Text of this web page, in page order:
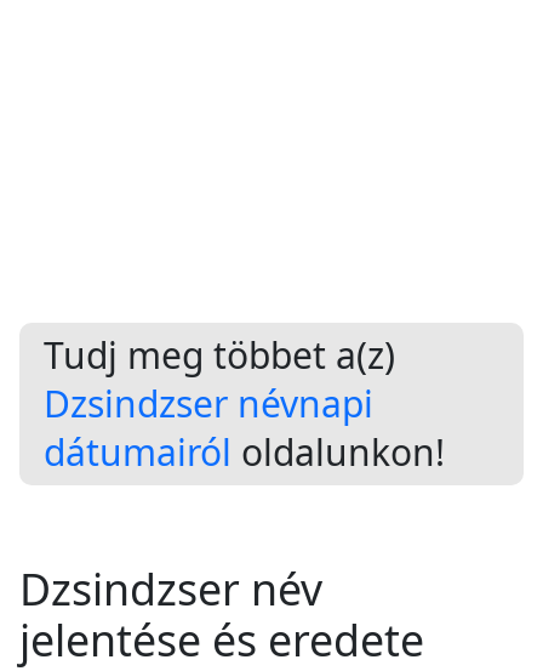
Tudj meg többet a(z)
Dzsindzser névnapi
dátumairól oldalunkon!
Dzsindzser név
jelentése és eredete